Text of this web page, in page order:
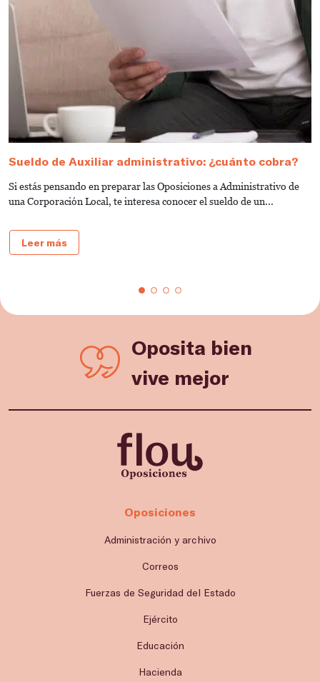
Sueldo de Auxiliar administrativo: ¿cuánto cobra?
Si estás pensando en preparar las Oposiciones a Administrativo de
una Corporación Local, te interesa conocer el sueldo de un...
Leer más
Oposita bien
vive mejor
Oposiciones
Administración y archivo
Correos
Fuerzas de Seguridad del Estado
Ejército
Educación
Hacienda